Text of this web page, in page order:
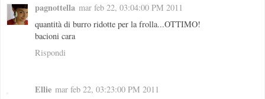
pagnottella mar feb 22, 03:04:00 PM 2011
quantità di burro ridotte per la frolla...OTTIMO!
bacioni cara
Rispondi
Ellie mar feb 22, 03:23:00 PM 2011